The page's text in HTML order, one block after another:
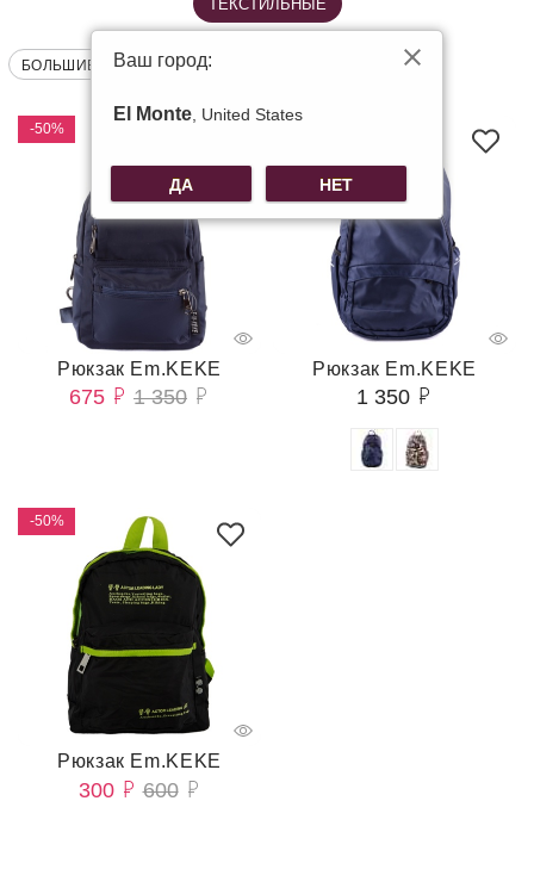
ТЕКСТИЛЬНЫЕ
БОЛЬШИЕ РЮКЗАКИ
-50%
Рюкзак Em.KEKE
675 1 350
Рюкзак Em.KEKE
1 350
-50%
Рюкзак Em.KEKE
300 600
Ваш город:
El Monte , United States
ДА НЕТ